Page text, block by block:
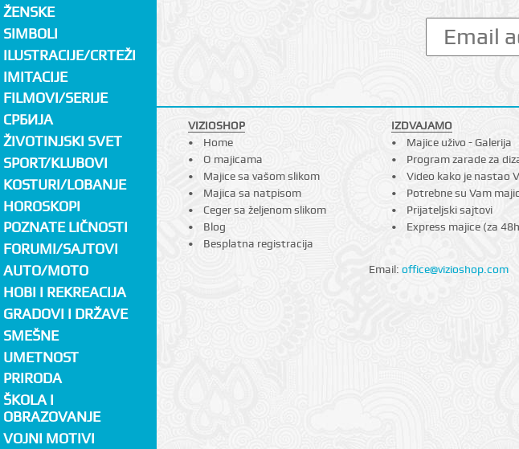
ŽENSKE
SIMBOLI
ILUSTRACIJE/CRTEŽI
IMITACIJE
FILMOVI/SERIJE
СРБИЈА
ŽIVOTINJSKI SVET
SPORT/KLUBOVI
KOSTURI/LOBANJE
HOROSKOPI
POZNATE LIČNOSTI
FORUMI/SAJTOVI
AUTO/MOTO
HOBI I REKREACIJA
GRADOVI I DRŽAVE
SMEŠNE
UMETNOST
PRIRODA
ŠKOLA I
OBRAZOVANJE
VOJNI MOTIVI
VIZIOSHOP
Home
O majicama
Majice sa vašom slikom
Majica sa natpisom
Ceger sa željenom slikom
Blog
Besplatna registracija
IZDVAJAMO
Majice uživo - Galerija
Program zarade za
Video kako je nastao
Potrebne su Vam
Prijateljski sajtovi
Express majice (za
Email: office@vizioshop.com